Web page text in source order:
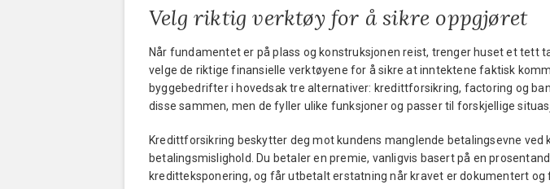
Velg riktig verktøy for å sikre oppgjøret
Når fundamentet er på plass og konstruksjonen reist, trenger huset et tett
velge de riktige finansielle verktøyene for å sikre at inntektene faktisk
byggebedrifter i hovedsak tre alternativer: kredittforsikring, factoring og
disse sammen, men de fyller ulike funksjoner og passer til forskjellige
Kredittforsikring beskytter deg mot kundens manglende betalingsevne ved
betalingsmislighold. Du betaler en premie, vanligvis basert på en
kreditteksponering, og får utbetalt erstatning når kravet er dokumentert